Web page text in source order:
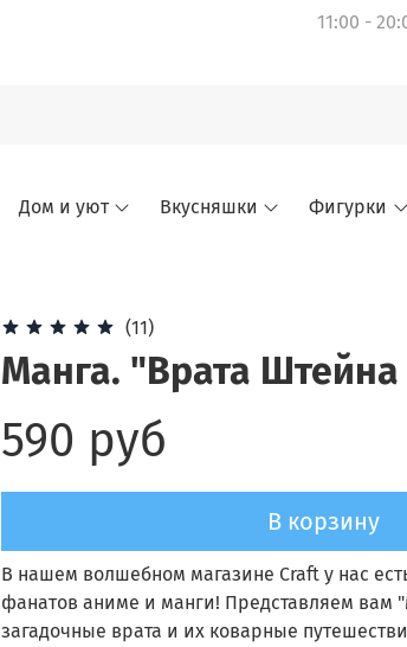
11:00 -
Дом и уют Вкусняшки Фигурки
(11)
Манга. "Врата
590 руб
В корзину
В нашем волшебном магазине Craft у нас
фанатов аниме и манги! Представляем вам
загадочные врата и их коварные